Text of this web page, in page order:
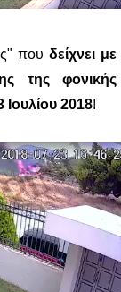
πουδείχνει με
της φονικής
Ιουλίου 2018!